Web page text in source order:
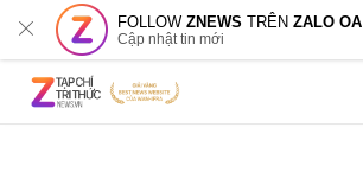
FOLLOWZNEWS TRÊNZALO OA
Cập nhật tin mới